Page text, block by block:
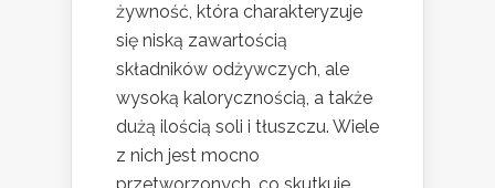
żywność, która charakteryzuje
się niską zawartością
składników odżywczych, ale
wysoką kalorycznością, a także
dużą ilością soli i tłuszczu. Wiele
z nich jest mocno